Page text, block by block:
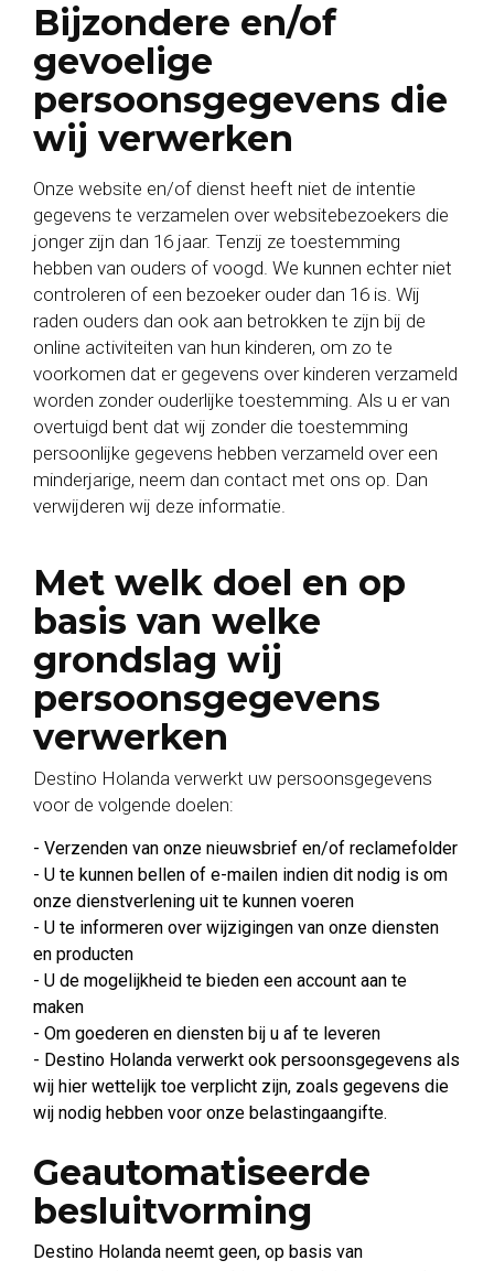
Bijzondere en/of
gevoelige
persoonsgegevens die
wij verwerken
Onze website en/of dienst heeft niet de intentie
gegevens te verzamelen over websitebezoekers die
jonger zijn dan 16 jaar. Tenzij ze toestemming
hebben van ouders of voogd. We kunnen echter niet
controleren of een bezoeker ouder dan 16 is. Wij
raden ouders dan ook aan betrokken te zijn bij de
online activiteiten van hun kinderen, om zo te
voorkomen dat er gegevens over kinderen verzameld
worden zonder ouderlijke toestemming. Als u er van
overtuigd bent dat wij zonder die toestemming
persoonlijke gegevens hebben verzameld over een
minderjarige, neem dan contact met ons op. Dan
verwijderen wij deze informatie.
Met welk doel en op
basis van welke
grondslag wij
persoonsgegevens
verwerken
Destino Holanda verwerkt uw persoonsgegevens
voor de volgende doelen:
- Verzenden van onze nieuwsbrief en/of reclamefolder
- U te kunnen bellen of e-mailen indien dit nodig is om
onze dienstverlening uit te kunnen voeren
- U te informeren over wijzigingen van onze diensten
en producten
- U de mogelijkheid te bieden een account aan te
maken
- Om goederen en diensten bij u af te leveren
- Destino Holanda verwerkt ook persoonsgegevens als
wij hier wettelijk toe verplicht zijn, zoals gegevens die
wij nodig hebben voor onze belastingaangifte.
Geautomatiseerde
besluitvorming
Destino Holanda neemt geen, op basis van